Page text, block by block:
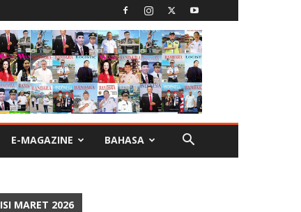
E-MAGAZINE BAHASA
MARET 2026